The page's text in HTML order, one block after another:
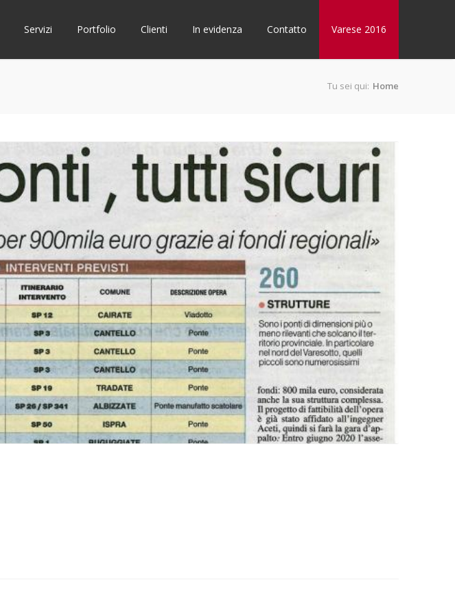
Servizi Portfolio Clienti In evidenza Contatto Varese 2016
Tu sei qui: Home